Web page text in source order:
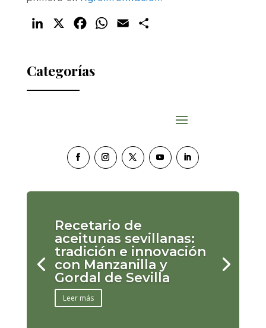
LinkedIn FacebookWhatsApp
Email
Categorías
Recetario de
aceitunas sevillanas:
tradición e innovación
con Manzanilla y
Gordal de Sevilla
Leer más